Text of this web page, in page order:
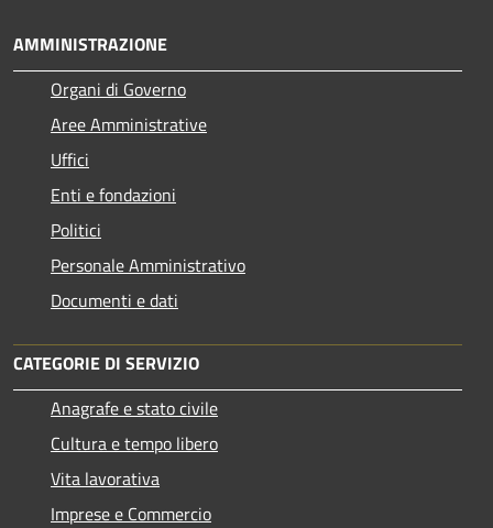
AMMINISTRAZIONE
Organi di Governo
Aree Amministrative
Uffici
Enti e fondazioni
Politici
Personale Amministrativo
Documenti e dati
CATEGORIE DI SERVIZIO
Anagrafe e stato civile
Cultura e tempo libero
Vita lavorativa
Imprese e Commercio